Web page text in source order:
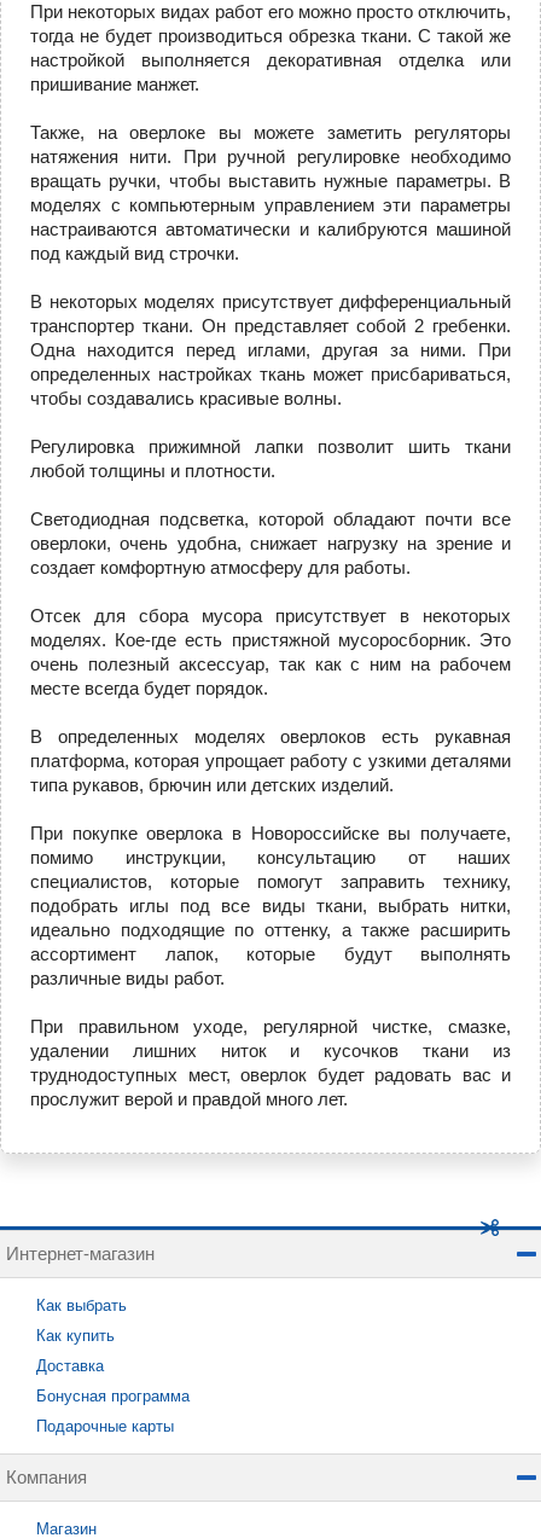
При некоторых видах работ его можно просто отключить,
тогда не будет производиться обрезка ткани. С такой же
настройкой выполняется декоративная отделка или
пришивание манжет.
Также, на оверлоке вы можете заметить регуляторы
натяжения нити. При ручной регулировке необходимо
вращать ручки, чтобы выставить нужные параметры. В
моделях с компьютерным управлением эти параметры
настраиваются автоматически и калибруются машиной
под каждый вид строчки.
В некоторых моделях присутствует дифференциальный
транспортер ткани. Он представляет собой 2 гребенки.
Одна находится перед иглами, другая за ними. При
определенных настройках ткань может присбариваться,
чтобы создавались красивые волны.
Регулировка прижимной лапки позволит шить ткани
любой толщины и плотности.
Светодиодная подсветка, которой обладают почти все
оверлоки, очень удобна, снижает нагрузку на зрение и
создает комфортную атмосферу для работы.
Отсек для сбора мусора присутствует в некоторых
моделях. Кое-где есть пристяжной мусоросборник. Это
очень полезный аксессуар, так как с ним на рабочем
месте всегда будет порядок.
В определенных моделях оверлоков есть рукавная
платформа, которая упрощает работу с узкими деталями
типа рукавов, брючин или детских изделий.
При покупке оверлока в Новороссийске вы получаете,
помимо инструкции, консультацию от наших
специалистов, которые помогут заправить технику,
подобрать иглы под все виды ткани, выбрать нитки,
идеально подходящие по оттенку, а также расширить
ассортимент лапок, которые будут выполнять
различные виды работ.
При правильном уходе, регулярной чистке, смазке,
удалении лишних ниток и кусочков ткани из
труднодоступных мест, оверлок будет радовать вас и
прослужит верой и правдой много лет.
Интернет-магазин
Как выбрать
Как купить
Доставка
Бонусная программа
Подарочные карты
Компания
Магазин